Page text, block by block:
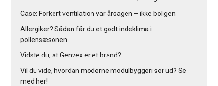
Case: Forkert ventilation var årsagen – ikke boligen
Allergiker? Sådan får du et godt indeklima i
pollensæsonen
Vidste du, at Genvex er et brand?
Vil du vide, hvordan moderne modulbyggeri ser ud? Se
med her!